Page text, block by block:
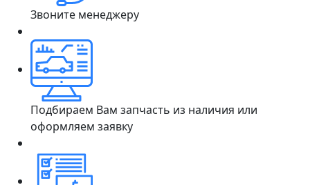
Звоните менеджеру
Подбираем Вам запчасть из наличия или
оформляем заявку